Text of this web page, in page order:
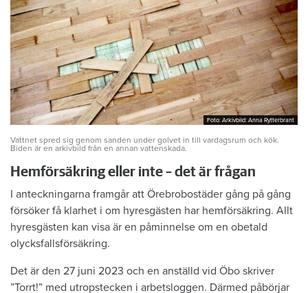
Foto: Arkivbild: Anna Rytterbrant
Foto: Arkivbild: Anna Rytterbrant
Vattnet spred sig genom sanden under golvet in till vardagsrum och kök.
Biden är en arkivbild från en annan vattenskada.
Hemförsäkring eller inte – det är frågan
I anteckningarna framgår att Örebrobostäder gång på gång
försöker få klarhet i om hyresgästen har hemförsäkring. Allt
hyresgästen kan visa är en påminnelse om en obetald
olycksfallsförsäkring.
Det är den 27 juni 2023 och en anställd vid Öbo skriver
”Torrt!” med utropstecken i arbetsloggen. Därmed påbörjar